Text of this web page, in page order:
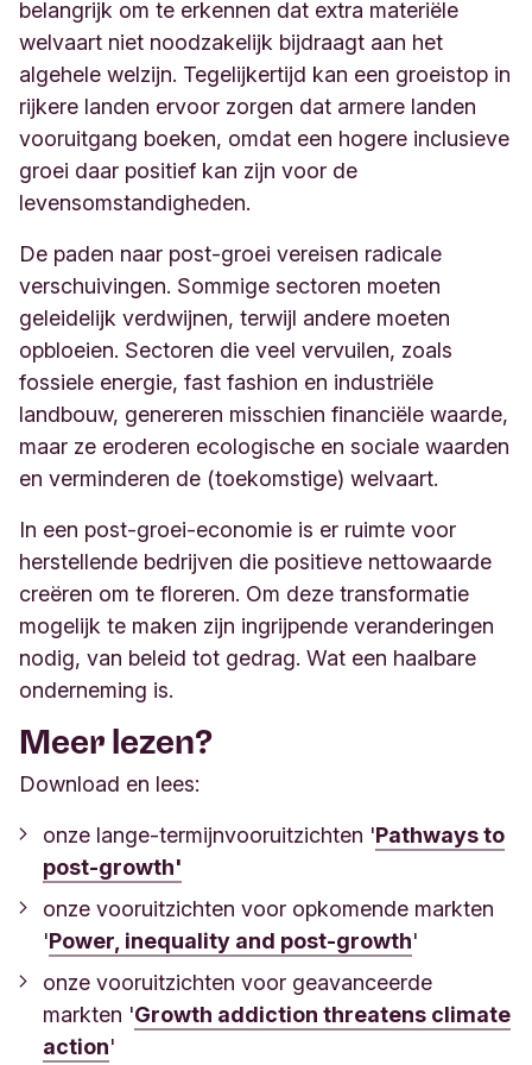
belangrijk om te erkennen dat extra materiële
welvaart niet noodzakelijk bijdraagt aan het
algehele welzijn. Tegelijkertijd kan een groeistop in
rijkere landen ervoor zorgen dat armere landen
vooruitgang boeken, omdat een hogere inclusieve
groei daar positief kan zijn voor de
levensomstandigheden.
De paden naar post-groei vereisen radicale
verschuivingen. Sommige sectoren moeten
geleidelijk verdwijnen, terwijl andere moeten
opbloeien. Sectoren die veel vervuilen, zoals
fossiele energie, fast fashion en industriële
landbouw, genereren misschien financiële waarde,
maar ze eroderen ecologische en sociale waarden
en verminderen de (toekomstige) welvaart.
In een post-groei-economie is er ruimte voor
herstellende bedrijven die positieve nettowaarde
creëren om te floreren. Om deze transformatie
mogelijk te maken zijn ingrijpende veranderingen
nodig, van beleid tot gedrag. Wat een haalbare
onderneming is.
Meer lezen?
Download en lees:
onze lange-termijnvooruitzichten 'Pathways to
post-growth'
onze vooruitzichten voor opkomende markten
'Power, inequality and post-growth'
onze vooruitzichten voor geavanceerde
markten 'Growth addiction threatens climate
action'